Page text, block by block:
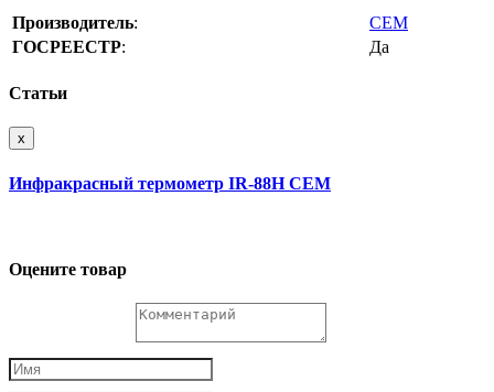
Производитель:
CEM
ГОСРЕЕСТР: Да
Статьи
x
Инфракрасный термометр IR-88H CEM
Оцените товар